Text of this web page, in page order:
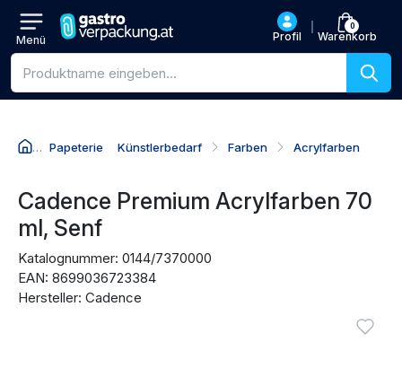
Menü Profil
0
Warenkorb
Produktsuche
Papeterie Künstlerbedarf Farben Acrylfarben
Zum Produktnamen
Zum Preis
Zu den Kaufaktionen
Zu den Bewertungen
Cadence Premium Acrylfarben 70
ml, Senf
Katalognummer: 0144/7370000
EAN: 8699036723384
Hersteller: Cadence